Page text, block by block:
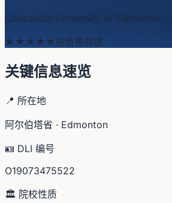
Concordia University of Edmonton
★★★ ★★综合推荐度
关键信息速览
📍 所在地
阿尔伯塔省 · Edmonton
🪪 DLI 编号
O19073475522
🏛️ 院校性质